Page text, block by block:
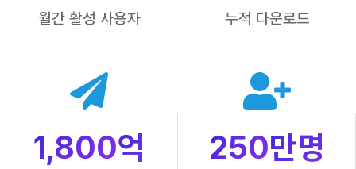
월간 활성 사용자 누적 다운로드
1,800억
250만명